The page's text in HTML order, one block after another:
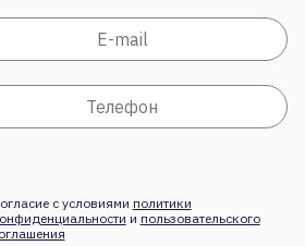
с условиями политики
и пользовательского